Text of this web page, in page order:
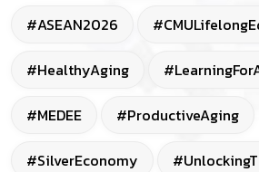
#ASEAN2026
#HealthyAging
#MEDEE #ProductiveAging
#SilverEconomy